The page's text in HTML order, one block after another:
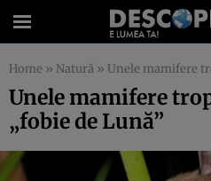
Home » Natură » Unele mamifere
Unele mamifere
„fobie de Lună”